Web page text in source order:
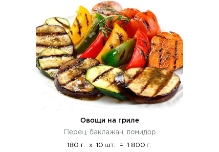
Овощи на гриле
Перец, баклажан, помидор
180 г. x 10 шт. = 1 800 г.